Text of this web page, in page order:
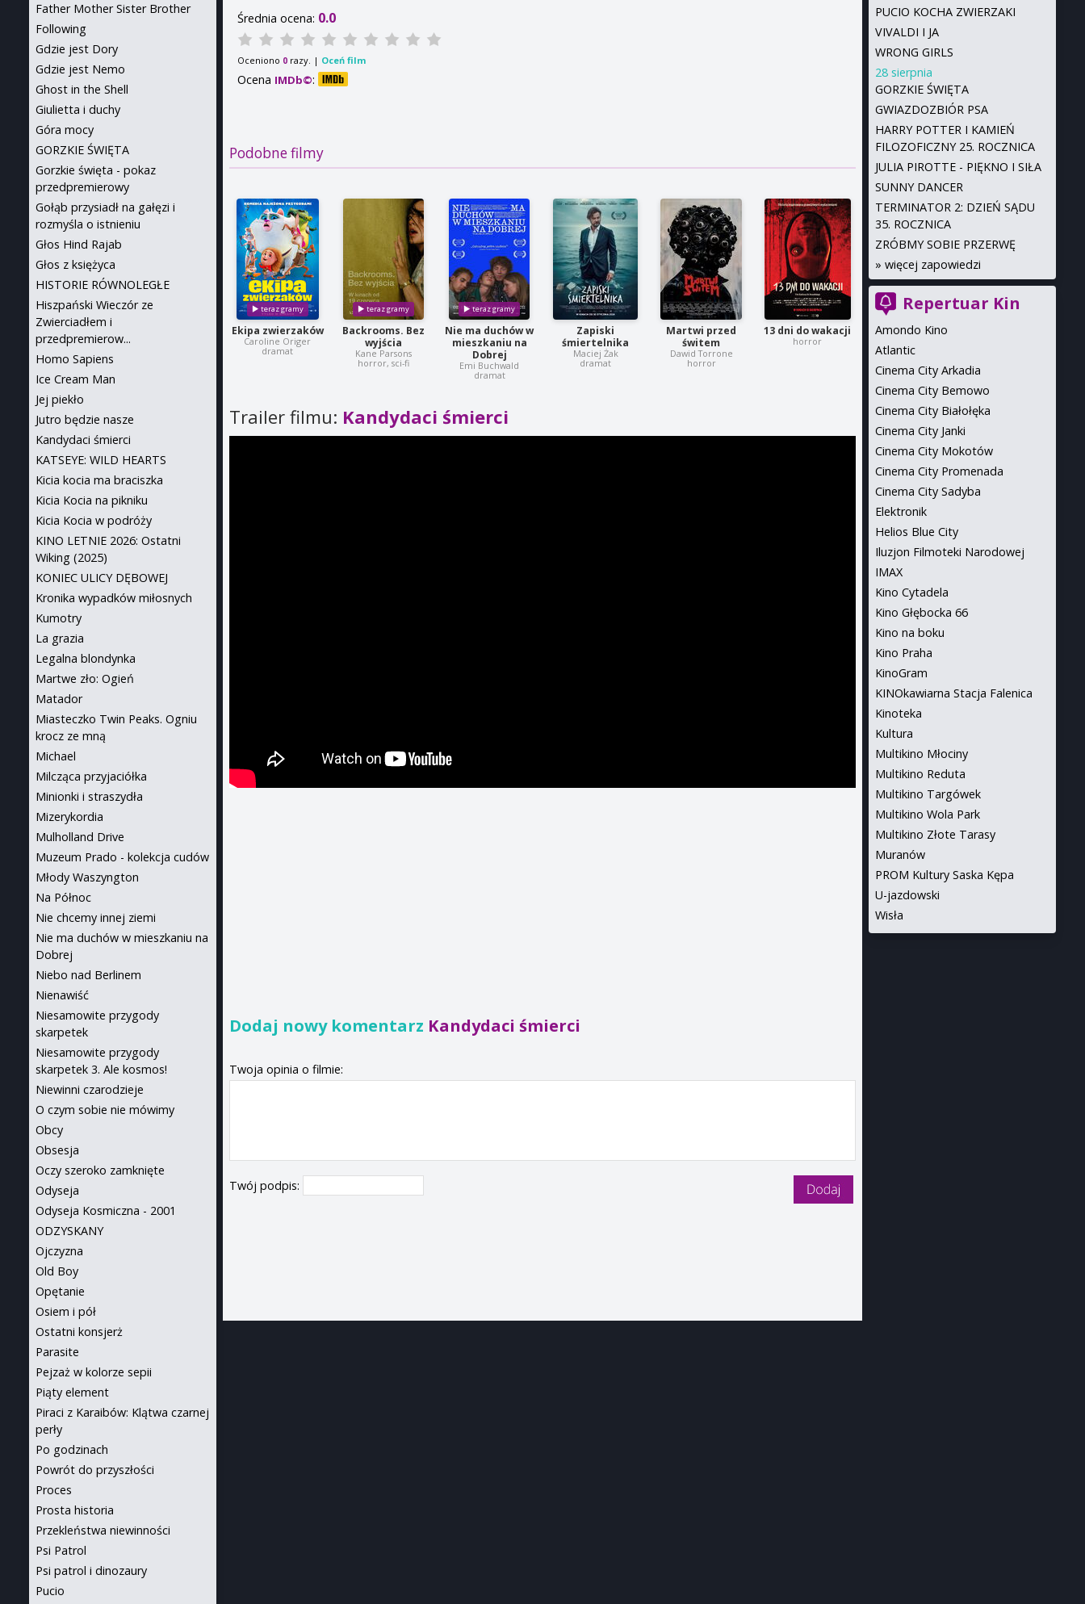
Średnia ocena: 0.0
Oceniono 0 razy. | Oceń film
Ocena IMDb©:
Podobne filmy
Ekipa zwierzaków
Caroline Origer
dramat
Backrooms. Bez
wyjścia
Kane Parsons
horror, sci-fi
Nie ma duchów w
mieszkaniu na
Dobrej
Emi Buchwald
dramat
Zapiski
śmiertelnika
Maciej Żak
dramat
Martwi przed
świtem
Dawid Torrone
horror
13 dni do wakacji
horror
Trailer filmu: Kandydaci śmierci
Dodaj nowy komentarz Kandydaci śmierci
Twoja opinia o filmie:
Twój podpis:
PUCIO KOCHA ZWIERZAKI
VIVALDI I JA
WRONG GIRLS
28 sierpnia
GORZKIE ŚWIĘTA
GWIAZDOZBIÓR PSA
HARRY POTTER I KAMIEŃ
FILOZOFICZNY 25. ROCZNICA
JULIA PIROTTE - PIĘKNO I SIŁA
SUNNY DANCER
TERMINATOR 2: DZIEŃ SĄDU
35. ROCZNICA
ZRÓBMY SOBIE PRZERWĘ
» więcej zapowiedzi
Repertuar Kin
Amondo Kino
Atlantic
Cinema City Arkadia
Cinema City Bemowo
Cinema City Białołęka
Cinema City Janki
Cinema City Mokotów
Cinema City Promenada
Cinema City Sadyba
Elektronik
Helios Blue City
Iluzjon Filmoteki Narodowej
IMAX
Kino Cytadela
Kino Głębocka 66
Kino na boku
Kino Praha
KinoGram
KINOkawiarna Stacja Falenica
Kinoteka
Kultura
Multikino Młociny
Multikino Reduta
Multikino Targówek
Multikino Wola Park
Multikino Złote Tarasy
Muranów
PROM Kultury Saska Kępa
U-jazdowski
Wisła
Father Mother Sister Brother
Following
Gdzie jest Dory
Gdzie jest Nemo
Ghost in the Shell
Giulietta i duchy
Góra mocy
GORZKIE ŚWIĘTA
Gorzkie święta - pokaz
przedpremierowy
Gołąb przysiadł na gałęzi i
rozmyśla o istnieniu
Głos Hind Rajab
Głos z księżyca
HISTORIE RÓWNOLEGŁE
Hiszpański Wieczór ze
Zwierciadłem i
przedpremierow...
Homo Sapiens
Ice Cream Man
Jej piekło
Jutro będzie nasze
Kandydaci śmierci
KATSEYE: WILD HEARTS
Kicia kocia ma braciszka
Kicia Kocia na pikniku
Kicia Kocia w podróży
KINO LETNIE 2026: Ostatni
Wiking (2025)
KONIEC ULICY DĘBOWEJ
Kronika wypadków miłosnych
Kumotry
La grazia
Legalna blondynka
Martwe zło: Ogień
Matador
Miasteczko Twin Peaks. Ogniu
krocz ze mną
Michael
Milcząca przyjaciółka
Minionki i straszydła
Mizerykordia
Mulholland Drive
Muzeum Prado - kolekcja cudów
Młody Waszyngton
Na Północ
Nie chcemy innej ziemi
Nie ma duchów w mieszkaniu na
Dobrej
Niebo nad Berlinem
Nienawiść
Niesamowite przygody
skarpetek
Niesamowite przygody
skarpetek 3. Ale kosmos!
Niewinni czarodzieje
O czym sobie nie mówimy
Obcy
Obsesja
Oczy szeroko zamknięte
Odyseja
Odyseja Kosmiczna - 2001
ODZYSKANY
Ojczyzna
Old Boy
Opętanie
Osiem i pół
Ostatni konsjerż
Parasite
Pejzaż w kolorze sepii
Piąty element
Piraci z Karaibów: Klątwa czarnej
perły
Po godzinach
Powrót do przyszłości
Proces
Prosta historia
Przekleństwa niewinności
Psi Patrol
Psi patrol i dinozaury
Pucio